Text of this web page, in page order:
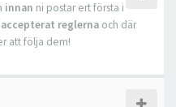
innan ni postar ert första i
accepterat reglerna och där
att följa dem!